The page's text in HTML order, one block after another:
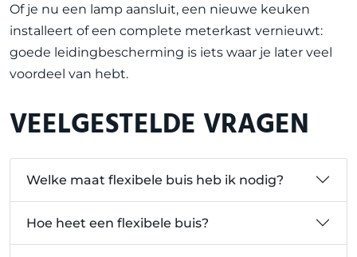
Of je nu een lamp aansluit, een nieuwe keuken
installeert of een complete meterkast vernieuwt:
goede leidingbescherming is iets waar je later veel
voordeel van hebt.
VEELGESTELDE VRAGEN
Welke maat flexibele buis heb ik nodig?
Hoe heet een flexibele buis?